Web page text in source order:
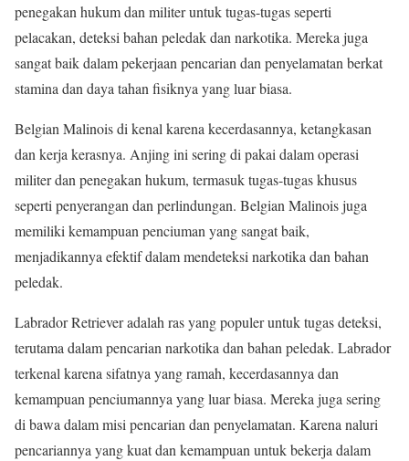
penegakan hukum dan militer untuk tugas-tugas seperti
pelacakan, deteksi bahan peledak dan narkotika. Mereka juga
sangat baik dalam pekerjaan pencarian dan penyelamatan berkat
stamina dan daya tahan fisiknya yang luar biasa.
Belgian Malinois di kenal karena kecerdasannya, ketangkasan
dan kerja kerasnya. Anjing ini sering di pakai dalam operasi
militer dan penegakan hukum, termasuk tugas-tugas khusus
seperti penyerangan dan perlindungan. Belgian Malinois juga
memiliki kemampuan penciuman yang sangat baik,
menjadikannya efektif dalam mendeteksi narkotika dan bahan
peledak.
Labrador Retriever adalah ras yang populer untuk tugas deteksi,
terutama dalam pencarian narkotika dan bahan peledak. Labrador
terkenal karena sifatnya yang ramah, kecerdasannya dan
kemampuan penciumannya yang luar biasa. Mereka juga sering
di bawa dalam misi pencarian dan penyelamatan. Karena naluri
pencariannya yang kuat dan kemampuan untuk bekerja dalam